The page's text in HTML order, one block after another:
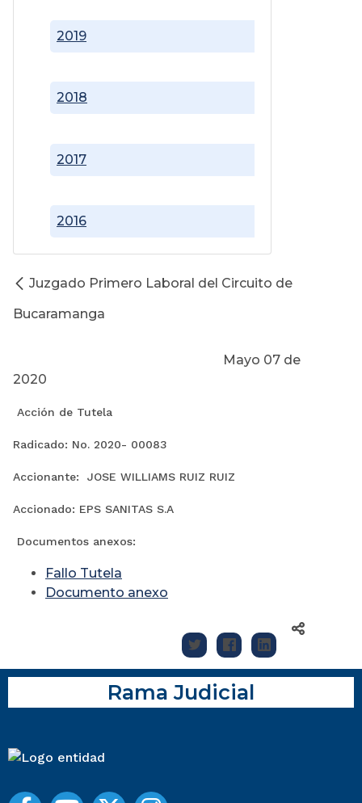
2016
2017
2018
2019
Juzgado Primero Laboral del Circuito de
Bucaramanga
Mayo 07 de
2020
Acción de Tutela
Radicado: No. 2020- 00083
Accionante: JOSE WILLIAMS RUIZ RUIZ
Accionado: EPS SANITAS S.A
Documentos anexos:
Fallo Tutela
Documento anexo
Rama Judicial